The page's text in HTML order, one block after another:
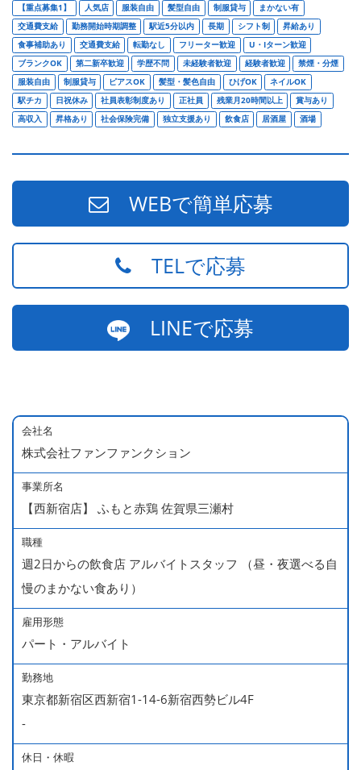
【重点募集1】 人気店 服装自由 髪型自由 制服貸与
まかない有
交通費支給
勤務開始時期調整 駅近5分以内 長期 シフト制
昇給あり
食事補助あり
交通費支給 転勤なし フリーター歓迎
U・Iターン歓迎
ブランクOK
第二新卒歓迎 学歴不問 未経験者歓迎 経験者歓迎
禁煙・分煙
服装自由
制服貸与 ピアスOK 髪型・髪色自由 ひげOK
ネイルOK
駅チカ
日祝休み 社員表彰制度あり 正社員 残業月20時間以上
賞与あり
高収入
昇格あり 社会保険完備 独立支援あり 飲食店 居酒屋 酒場
WEBで簡単応募
TELで応募
LINEで応募
会社名
株式会社ファンファンクション
事業所名
【西新宿店】 ふもと赤鶏 佐賀県三瀬村
職種
週2日からの飲食店 アルバイトスタッフ （昼・夜選べる自
慢のまかない食あり）
雇用形態
パート・アルバイト
勤務地
東京都新宿区西新宿1-14-6新宿西勢ビル4F
-
休日・休暇